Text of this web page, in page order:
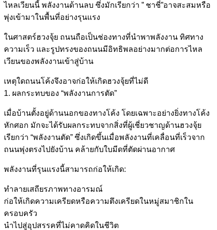
ไหลเวียนนี้ พลังงานด้านลบ ซึ่งมักเรียกว่า ” ชาชี่”อาจสะสมหรือ
พุ่งเข้ามาในพื้นที่อย่างรุนแรง
ในศาสตร์ฮวงจุ้ย ถนนถือเป็นช่องทางที่นำพาพลังงาน ทิศทาง
ความเร็ว และรูปทรงของถนนมีอิทธิพลอย่างมากต่อการไหล
เวียนของพลังงานเข้าสู่บ้าน
เหตุใดถนนโค้งจึงอาจก่อให้เกิดฮวงจุ้ยที่ไม่ดี
1. ผลกระทบของ “พลังงานการตัด”
เมื่อบ้านตั้งอยู่ด้านนอกของทางโค้ง โดยเฉพาะอย่างยิ่งทางโค้ง
หักศอก มักจะได้รับผลกระทบจากสิ่งที่ผู้เชี่ยวชาญด้านฮวงจุ้ย
เรียกว่า “พลังงานตัด” ซึ่งเกิดขึ้นเมื่อพลังงานที่เคลื่อนที่เร็วจาก
ถนนพุ่งตรงไปยังบ้าน คล้ายกับใบมีดที่ตัดผ่านอากาศ
พลังงานที่รุนแรงนี้สามารถก่อให้เกิด:
ทำลายเสถียรภาพทางอารมณ์
ก่อให้เกิดความเครียดหรือความตึงเครียดในหมู่สมาชิกใน
ครอบครัว
นำไปสู่อุปสรรคที่ไม่คาดคิดในชีวิต